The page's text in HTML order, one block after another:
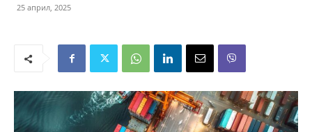
25 април, 2025